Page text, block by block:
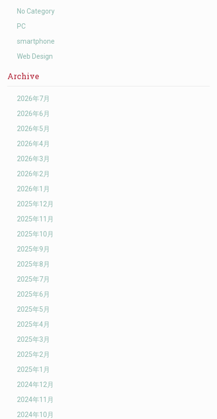
No Category
PC
smartphone
Web Design
Archive
2026年7月
2026年6月
2026年5月
2026年4月
2026年3月
2026年2月
2026年1月
2025年12月
2025年11月
2025年10月
2025年9月
2025年8月
2025年7月
2025年6月
2025年5月
2025年4月
2025年3月
2025年2月
2025年1月
2024年12月
2024年11月
2024年10月